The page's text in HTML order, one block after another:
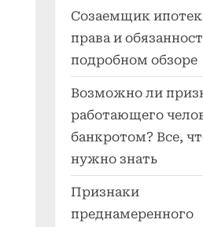
Созаемщик
права и
подробном обзоре
Возможно ли
работающего
банкротом? Все,
нужно знать
Признаки
преднамеренного